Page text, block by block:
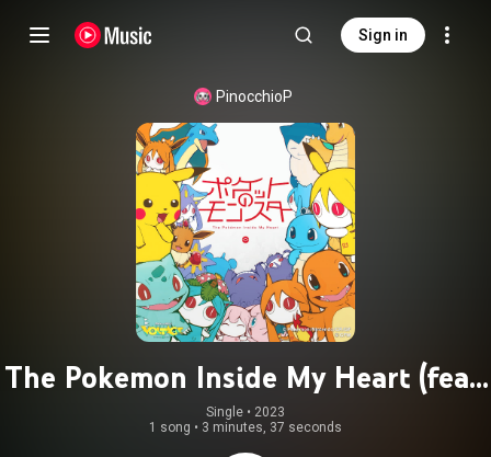
Sign in
PinocchioP
The Pokemon Inside My Heart (feat.
Hatsune Miku)
Single • 2023
1 song • 3 minutes, 37 seconds